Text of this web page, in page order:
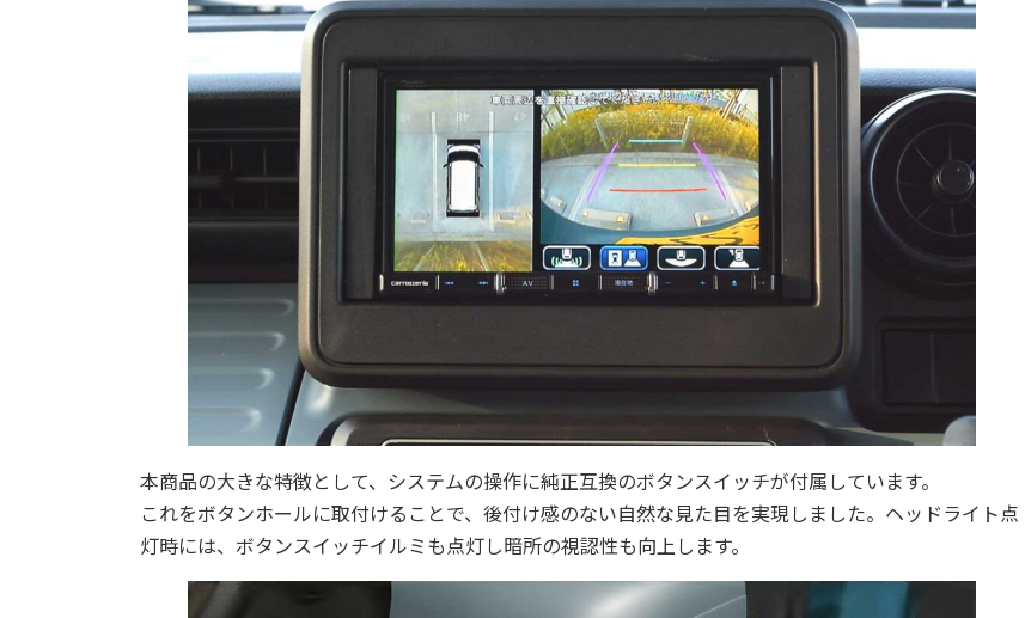
本商品の大きな特徴として、システムの操作に純正互換のボタンスイッチが付属しています。
これをボタンホールに取付けることで、後付け感のない自然な見た目を実現しました。ヘッドライト点
灯時には、ボタンスイッチイルミも点灯し暗所の視認性も向上します。